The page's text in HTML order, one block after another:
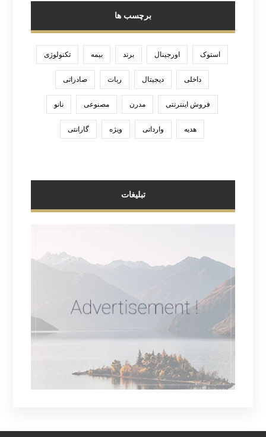
برچسب ها
استوک اورجینال برند بیمه تکنولوژی
داخلی دیجیتال ربات صادراتی
فروش اینترنتی مدرن مصنوعی نانو
هدیه وارداتی ویژه گارانتی
تبلیغات